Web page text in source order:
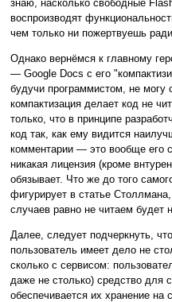
знаю, насколько свободные
воспроизводят
чем только ни пожертвуешь
Однако вернёмся к главному
— Google Docs с его
будучи программистом, не могу
компактизация делает код не
только, что в принципе
код так, как ему видится
комментарии — это вообще его
никакая лицензия (кроме
обязывает. Что же до того
фигурирует в статье
случаев равно не читаем будет
Далее, следует подчеркнуть,
пользователь имеет дело не
сколько с сервисом:
даже не столько) средство для
обеспечивается их хранение на